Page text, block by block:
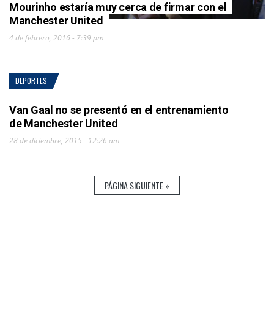
Mourinho estaría muy cerca de firmar con el
Manchester United
4 de febrero, 2016 - 7:39 pm
DEPORTES
Van Gaal no se presentó en el entrenamiento
de Manchester United
28 de diciembre, 2015 - 12:26 am
PÁGINA SIGUIENTE »